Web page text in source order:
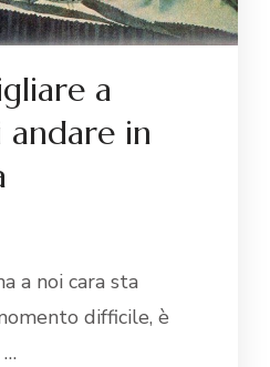
a
in
a noi cara sta
difficile, è
…